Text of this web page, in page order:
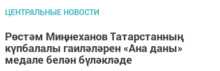
ЦЕНТРАЛЬНЫЕ НОВОСТИ
Рөстәм Миңнеханов Татарстанның
күпбалалы гаиләләрен «Ана даны»
медале белән бүләкләде